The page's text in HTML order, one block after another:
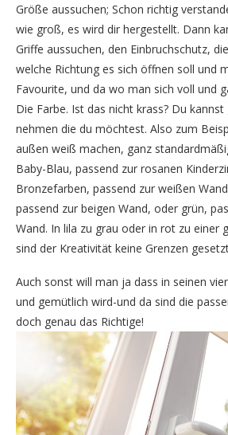
Größe aussuchen; Schon richtig
wie groß, es wird dir hergestellt. Dann
Griffe aussuchen, den Einbruchschutz,
welche Richtung es sich öffnen soll und
Favourite, und da wo man sich voll und
Die Farbe. Ist das nicht krass? Du kannst
nehmen die du möchtest. Also zum
außen weiß machen, ganz
Baby-Blau, passend zur rosanen
Bronzefarben, passend zur weißen
passend zur beigen Wand, oder grün,
Wand. In lila zu grau oder in rot zu einer
sind der Kreativität keine Grenzen
Auch sonst will man ja dass in seinen
und gemütlich wird-und da sind die
doch genau das Richtige!